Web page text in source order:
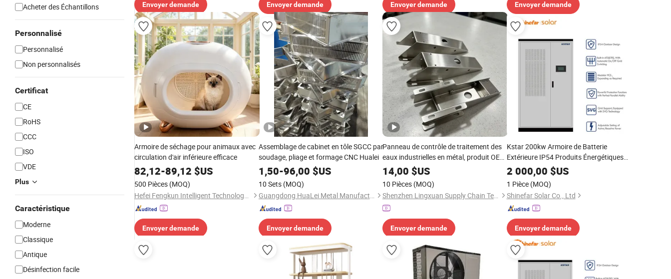
Acheter des Échantillons
Personnalisé
Personnalisé
Non personnalisés
Certificat
CE
RoHS
CCC
ISO
VDE
Plus
Caractéristique
Moderne
Classique
Antique
Désinfection facile
Envoyer demande Envoyer demande Envoyer demande Envoyer demande
Armoire de séchage pour animaux avec
circulation d'air inférieure efficace
82,12-89,12 $US
500 Pièces (MOQ)
Hefei Fengkun Intelligent Technology Co., Ltd
Envoyer demande
Assemblage de cabinet en tôle SGCC par
soudage, pliage et formage CNC Hualei
1,50-96,00 $US
10 Sets (MOQ)
Guangdong HuaLei Metal Manufacturing Co., Ltd
Envoyer demande
Panneau de contrôle de traitement des
eaux industrielles en métal, produit OEM
de découpage de métal
14,00 $US
10 Pièces (MOQ)
Shenzhen Lingxuan Supply Chain Technology Co., Ltd.
Envoyer demande
Kstar 200kw Armoire de Batterie
Extérieure IP54 Produits Énergétiques
Solaires Puissants en Promotion
2 000,00 $US
1 Pièce (MOQ)
Shinefar Solar Co., Ltd
Envoyer demande